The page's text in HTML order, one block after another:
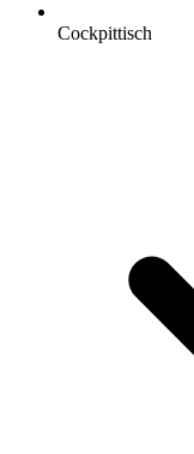
Cockpittisch